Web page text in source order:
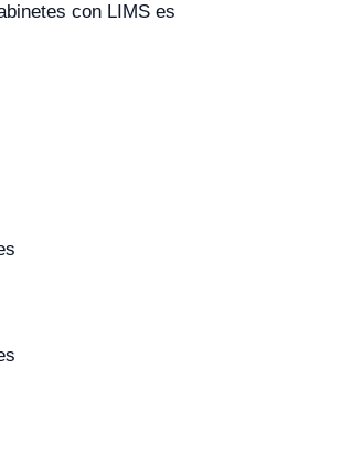
con LIMS es